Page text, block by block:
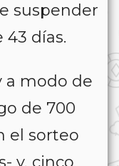
suspender
43 días.
a modo de
de 700
el sorteo
y, cinco